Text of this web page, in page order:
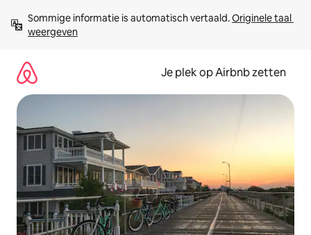
direct
naar
Sommige informatie is automatisch vertaald. Originele taal
weergeven
Je plek op Airbnb zetten